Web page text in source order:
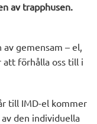
av trapphusen.
gemensam – el,
att förhålla oss till i
till IMD-el kommer
den individuella